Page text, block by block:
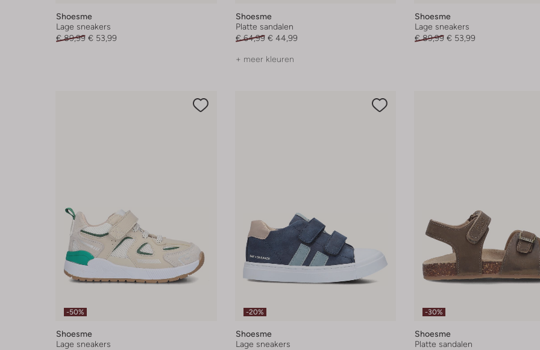
Shoesme
Lage sneakers
€ 89,99 € 53,99
Shoesme
Platte sandalen
€ 64,99 € 44,99
+ meer kleuren
Shoesme
Lage sneakers
€ 89,99 € 53,99
-50%
Shoesme
Lage sneakers
-20%
Shoesme
Lage sneakers
-30%
Shoesme
Platte sandalen